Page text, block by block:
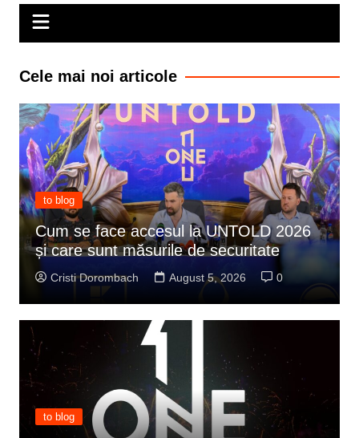
Cele mai noi articole
to blog
Cum se face accesul la UNTOLD 2026
și care sunt măsurile de securitate
Cristi Dorombach August 5, 2026 0
to blog